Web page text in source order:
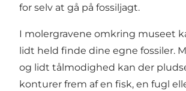
for selv at gå på fossiljagt.
I molergravene omkring museet
lidt held finde dine egne fossiler.
og lidt tålmodighed kan der
konturer frem af en fisk, en fugl